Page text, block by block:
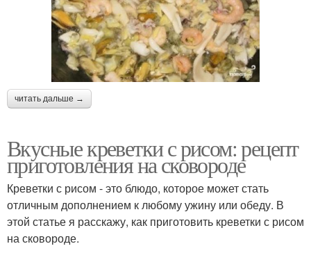
читать дальше →
Вкусные креветки с рисом: рецепт
приготовления на сковороде
Креветки с рисом - это блюдо, которое может стать
отличным дополнением к любому ужину или обеду. В
этой статье я расскажу, как приготовить креветки с рисом
на сковороде.